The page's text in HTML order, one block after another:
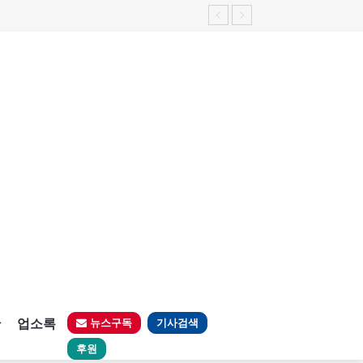
업소록 뉴스구독 기사검색
후원